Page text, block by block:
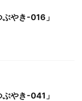
やき-016」
やき-041」